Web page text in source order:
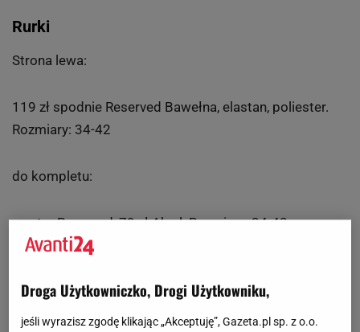
Rurki
Strona lewa:
119 zł spodnie Reserved Bawełna, elastan, poliester.
Rozmiary: 34-42
do kompletu:
sweter Reserved, 79 zł Akryl. Rozmiary: 34-42
bransolety Parfois, 39 zł/szt. Metal
Droga Użytkowniczko, Drogi Użytkowniku,
jeśli wyrazisz zgodę klikając „Akceptuję”, Gazeta.pl sp. z o.o.